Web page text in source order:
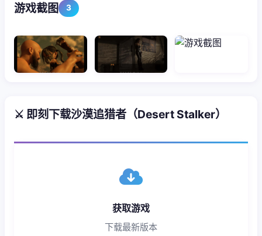
游戏截图 3
⚔️ 即刻下载沙漠追猎者（Desert Stalker）
获取游戏
下载最新版本